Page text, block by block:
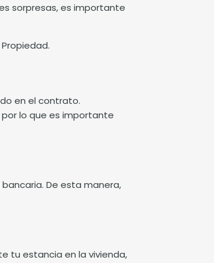
sorpresas, es importante
en el contrato.
lo que es importante
De esta manera,
tu estancia en la vivienda,